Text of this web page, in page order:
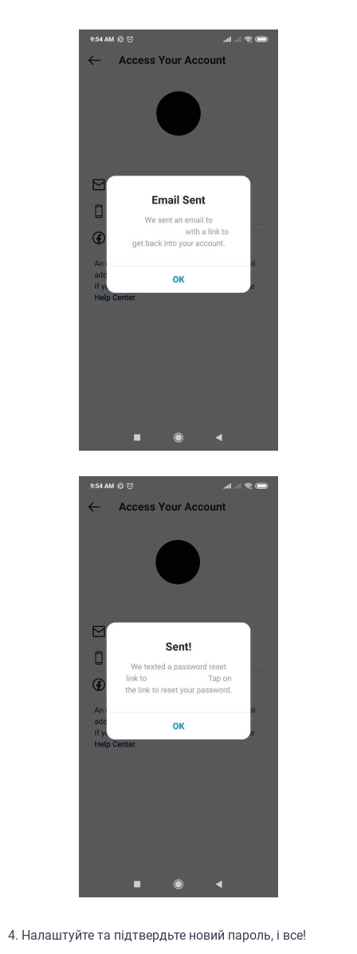
4. Налаштуйте та підтвердьте новий пароль, і все!